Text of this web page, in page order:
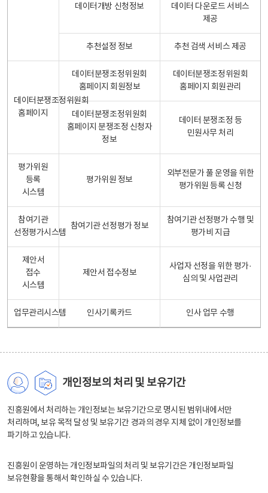
데이터개방 신청정보
데이터 다운로드 서비스
제공
추천설정 정보 추천 검색 서비스 제공
데이터분쟁조정위원회
홈페이지
데이터분쟁조정위원회
홈페이지 회원정보
데이터분쟁조정위원회
홈페이지 회원관리
데이터분쟁조정위원회
홈페이지 분쟁조정 신청자
정보
데이터 분쟁조정 등
민원사무 처리
평가위원
등록
시스템
평가위원 정보
외부전문가 풀 운영을 위한
평가위원 등록 신청
참여기관
선정평가시스템
참여기관 선정평가 정보
참여기관 선정평가 수행 및
평가비 지급
제안서
접수
시스템
제안서 접수정보
사업자 선정을 위한 평가·
심의 및 사업관리
업무관리시스템 인사기록카드 인사 업무 수행
개인정보의 처리 및 보유기간
진흥원에서 처리하는 개인정보는 보유기간으로 명시된 범위내에서만
처리하며, 보유 목적 달성 및 보유기간 경과의 경우 지체 없이 개인정보를
파기하고 있습니다.
진흥원이 운영하는 개인정보파일의 처리 및 보유기간은 개인정보파일
보유현황을 통해서 확인하실 수 있습니다.